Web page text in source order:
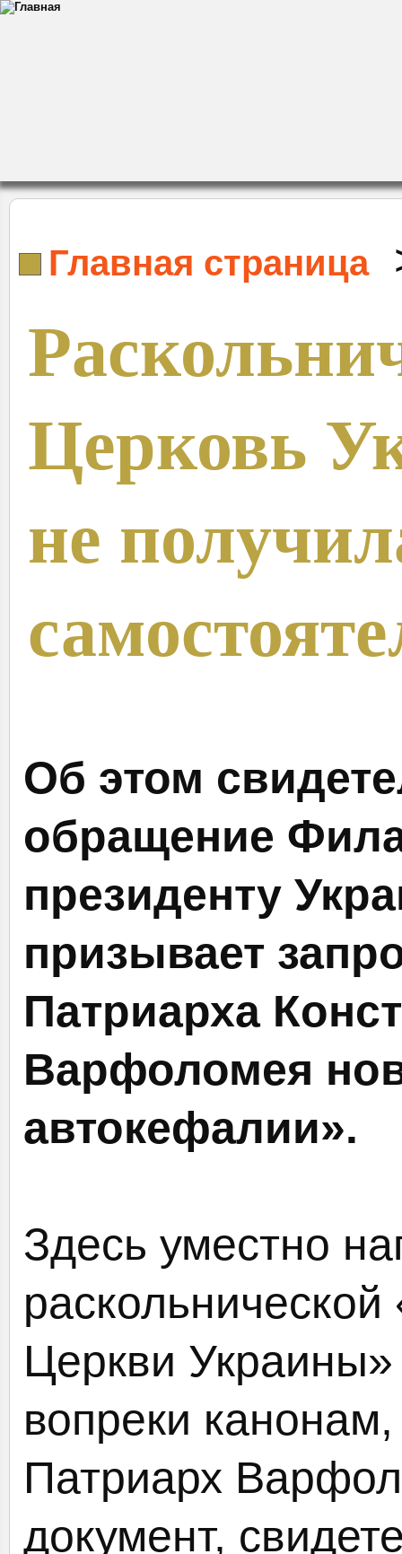
Главная страница
Церковь
не
Об этом
обращение
президенту
призывает
Патриарха
Варфоломея
автокефалии».
Здесь уместно
Церкви
вопреки
Патриарх
документ,